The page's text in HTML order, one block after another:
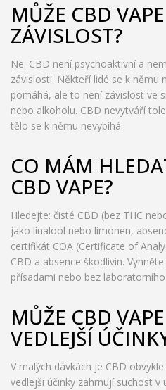
MŮŽE CBD
ZÁVISLOST?
Ne. CBD není psychoaktivní a
závislosti. Někteří lidé se k
pomáhá, ale to není závislost ve
nebo alkoholu. CBD nevytváří
tělo se k němu nevybíhá.
CO MÁM
CBD VAPE?
Hledejte: čisté CBD (bez THC
jako linalool nebo limonen,
certifikát COA (Certificate of
CBD a absence škodlivin.
přísadami nebo bez
MŮŽE CBD
VEDLEJŠÍ
V malých dávkách je CBD
vedlejší účinky zahrnují suchost